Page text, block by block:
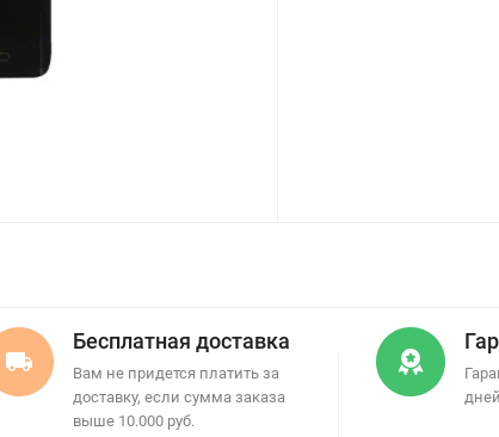
Бесплатная доставка
Вам не придется платить за
доставку, если сумма заказа
выше 10.000 руб.